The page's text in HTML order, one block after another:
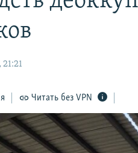
Читать без VPN